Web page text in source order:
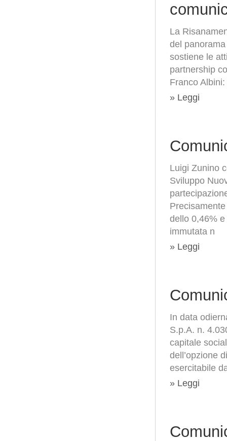
La
del
sostiene le
partnership
Franco
» Leggi
Luigi Zunino
Sviluppo
dello 0,46%
immutata n
» Leggi
In data
S.p.A. n.
capitale
dell’opzione
esercitabile
» Leggi